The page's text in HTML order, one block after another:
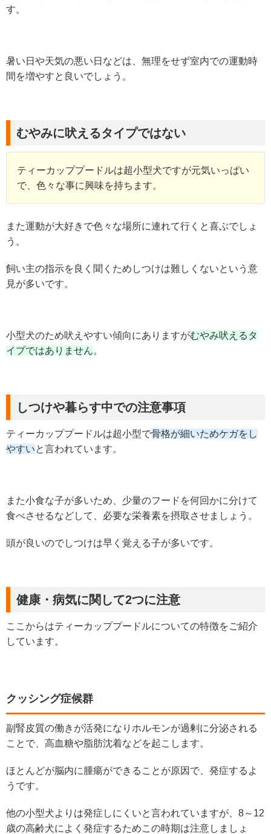
す。
暑い日や天気の悪い日などは、無理をせず室内での運動時
間を増やすと良いでしょう。
むやみに吠えるタイプではない
ティーカッププードルは超小型犬ですが元気いっぱい
で、色々な事に興味を持ちます。
また運動が大好きで色々な場所に連れて行くと喜ぶでしょ
う。
飼い主の指示を良く聞くためしつけは難しくないという意
見が多いです。
小型犬のため吠えやすい傾向にありますがむやみ吠えるタ
イプではありません。
しつけや暮らす中での注意事項
ティーカッププードルは超小型で骨格が細いためケガをし
やすいと言われています。
また小食な子が多いため、少量のフードを何回かに分けて
食べさせるなどして、必要な栄養素を摂取させましょう。
頭が良いのでしつけは早く覚える子が多いです。
健康・病気に関して2つに注意
ここからはティーカッププードルについての特徴をご紹介
しています。
クッシング症候群
副腎皮質の働きが活発になりホルモンが過剰に分泌される
ことで、高血糖や脂肪沈着などを起こします。
ほとんどが脳内に腫瘍ができることが原因で、発症するよ
うです。
他の小型犬よりは発症しにくいと言われていますが、8～12
歳の高齢犬によく発症するためこの時期は注意しましょ